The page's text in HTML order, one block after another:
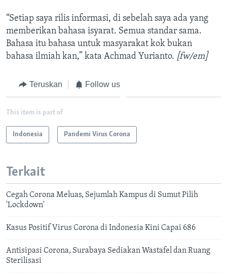
“Setiap saya rilis informasi, di sebelah saya ada yang
memberikan bahasa isyarat. Semua standar sama.
Bahasa itu bahasa untuk masyarakat kok bukan
bahasa ilmiah kan,” kata Achmad Yurianto. [fw/em]
Teruskan Follow us
This item is part of
Indonesia Pandemi Virus Corona
Terkait
Cegah Corona Meluas, Sejumlah Kampus di Sumut Pilih
'Lockdown'
Kasus Positif Virus Corona di Indonesia Kini Capai 686
Antisipasi Corona, Surabaya Sediakan Wastafel dan Ruang
Sterilisasi